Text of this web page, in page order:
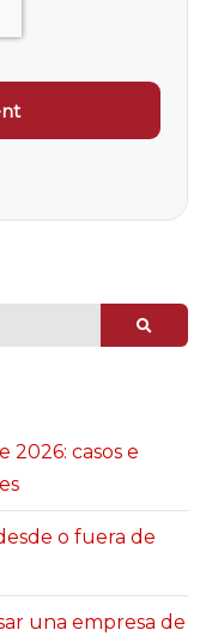
casos e
o fuera de
una empresa de